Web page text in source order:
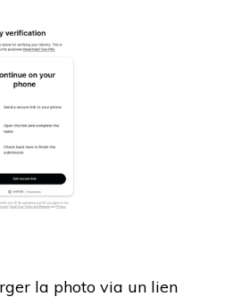
la photo via un lien